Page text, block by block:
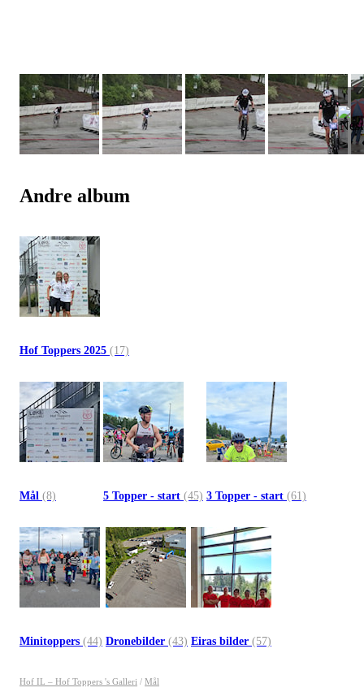
Andre album
Hof Toppers 2025 (17)
Mål (8) 5 Topper - start (45) 3 Topper - start (61)
Minitoppers (44) Dronebilder (43) Eiras bilder (57)
Hof IL – Hof Toppers 's Galleri / Mål